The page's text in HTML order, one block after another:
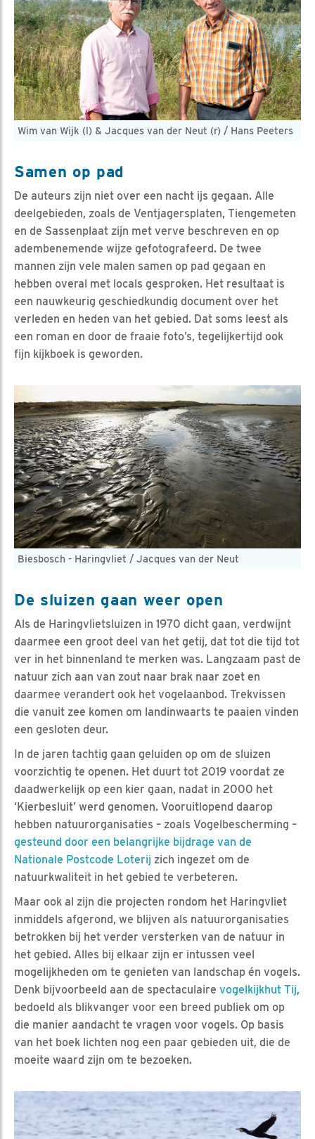
Wim van Wijk (l) & Jacques van der Neut (r) / Hans Peeters
Samen op pad
De auteurs zijn niet over een nacht ijs gegaan. Alle
deelgebieden, zoals de Ventjagersplaten, Tiengemeten
en de Sassenplaat zijn met verve beschreven en op
adembenemende wijze gefotografeerd. De twee
mannen zijn vele malen samen op pad gegaan en
hebben overal met locals gesproken. Het resultaat is
een nauwkeurig geschiedkundig document over het
verleden en heden van het gebied. Dat soms leest als
een roman en door de fraaie foto’s, tegelijkertijd ook
fijn kijkboek is geworden.
Biesbosch - Haringvliet / Jacques van der Neut
De sluizen gaan weer open
Als de Haringvlietsluizen in 1970 dicht gaan, verdwijnt
daarmee een groot deel van het getij, dat tot die tijd tot
ver in het binnenland te merken was. Langzaam past de
natuur zich aan van zout naar brak naar zoet en
daarmee verandert ook het vogelaanbod. Trekvissen
die vanuit zee komen om landinwaarts te paaien vinden
een gesloten deur.
In de jaren tachtig gaan geluiden op om de sluizen
voorzichtig te openen. Het duurt tot 2019 voordat ze
daadwerkelijk op een kier gaan, nadat in 2000 het
‘Kierbesluit’ werd genomen. Vooruitlopend daarop
hebben natuurorganisaties – zoals Vogelbescherming –
gesteund door een belangrijke bijdrage van de
Nationale Postcode Loterij zich ingezet om de
natuurkwaliteit in het gebied te verbeteren.
Maar ook al zijn die projecten rondom het Haringvliet
inmiddels afgerond, we blijven als natuurorganisaties
betrokken bij het verder versterken van de natuur in
het gebied. Alles bij elkaar zijn er intussen veel
mogelijkheden om te genieten van landschap én vogels.
Denk bijvoorbeeld aan de spectaculaire vogelkijkhut Tij,
bedoeld als blikvanger voor een breed publiek om op
die manier aandacht te vragen voor vogels. Op basis
van het boek lichten nog een paar gebieden uit, die de
moeite waard zijn om te bezoeken.